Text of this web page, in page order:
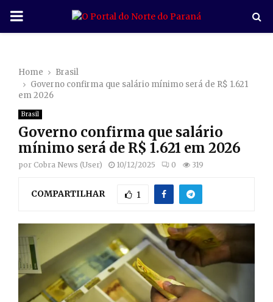
P
M
A
M
E
Home
Brasil
Governo confirma que salário mínimo será de R$ 1.621
em 2026
Brasil
Governo confirma que salário
mínimo será de R$ 1.621 em 2026
por Cobra News (User) 10/12/2025 0 319
COMPARTILHAR 1